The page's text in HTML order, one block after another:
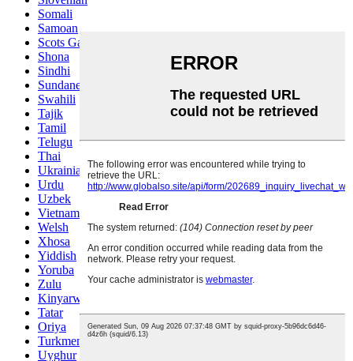
Somali
Samoan
Scots Gaelic
Shona
Sindhi
Sundanese
Swahili
Tajik
Tamil
Telugu
Thai
Ukrainian
Urdu
Uzbek
Vietnamese
Welsh
Xhosa
Yiddish
Yoruba
Zulu
Kinyarwanda
Tatar
Oriya
Turkmen
Uyghur